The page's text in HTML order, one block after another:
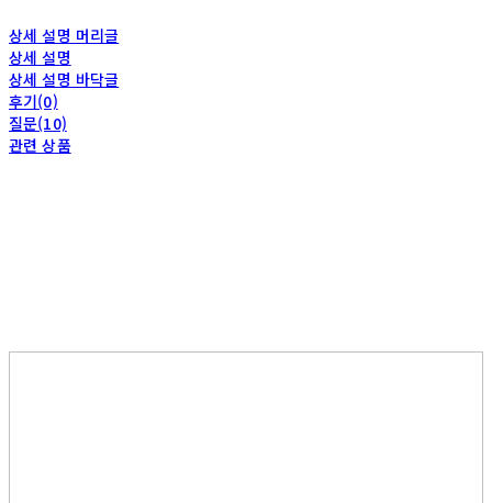
상세 설명 머리글
상세 설명
상세 설명 바닥글
후기(0)
질문(10)
관련 상품